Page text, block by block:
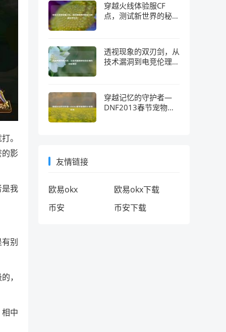
。
影
我
别
，
中
穿越火线体验服CF
点，测试新世界的秘钥
透视现象的双刃剑，从
技术漏洞到电竞伦理的
穿越记忆的守护者—
DNF2013春节宠物的
友情链接
欧易okx
欧易okx下载
币安
币安下载